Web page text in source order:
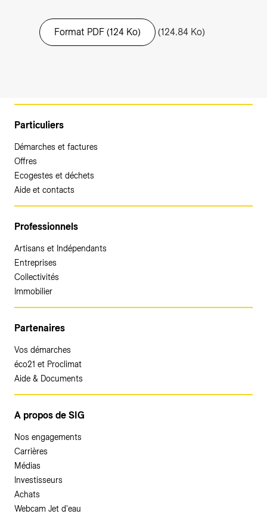
Format PDF (124 Ko) (124.84 Ko)
Particuliers
Démarches et factures
Offres
Ecogestes et déchets
Aide et contacts
Professionnels
Artisans et Indépendants
Entreprises
Collectivités
Immobilier
Partenaires
Vos démarches
éco21 et Proclimat
Aide & Documents
A propos de SIG
Nos engagements
Carrières
Médias
Investisseurs
Achats
Webcam Jet d'eau